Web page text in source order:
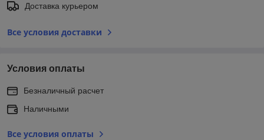
Доставка курьером
Все условия доставки
Условия оплаты
Безналичный расчет
Наличными
Все условия оплаты